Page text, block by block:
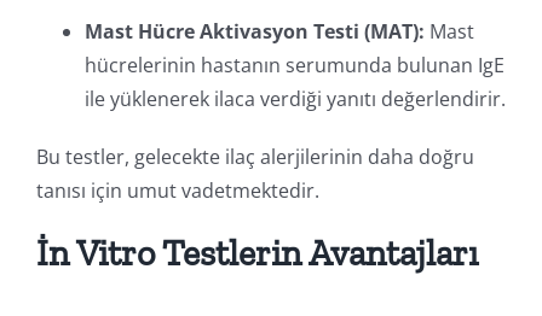
Mast Hücre Aktivasyon Testi (MAT): Mast
hücrelerinin hastanın serumunda bulunan IgE
ile yüklenerek ilaca verdiği yanıtı değerlendirir.
Bu testler, gelecekte ilaç alerjilerinin daha doğru
tanısı için umut vadetmektedir.
İn Vitro Testlerin Avantajları